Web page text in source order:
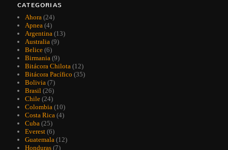
CATEGORIAS
Ahora (24)
Apnea (4)
Argentina (13)
Australia (9)
Belice (6)
Birmania (9)
Bitácora Chilota (12)
Bitácora Pacífico (35)
Bolivia (7)
Brasil (26)
Chile (24)
Colombia (10)
Costa Rica (4)
Cuba (25)
Everest (6)
Guatemala (12)
Honduras (7)